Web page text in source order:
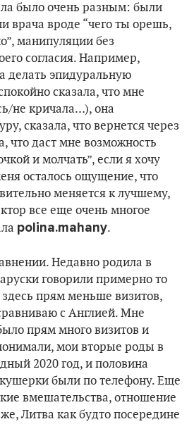
было очень разным: были
врача вроде “чего ты орешь,
манипуляции без
согласия. Например,
делать эпидуральную
сказала, что мне
не кричала…), она
сказала, что вернется через
что даст мне возможность
и молчать”, если я хочу
осталось ощущение, что
меняется к лучшему,
все еще очень многое
polina.mahany.
Недавно родила в
говорили примерно то
прям меньше визитов,
с Англией. Мне
прям много визитов и
мои вторые роды в
2020 год, и половина
были по телефону. Еще
вмешательства, отношение
Литва как будто посередине